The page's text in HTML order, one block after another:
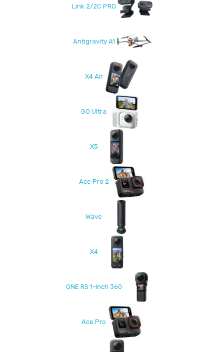
Link 2/2C PRO
Antigravity A1
X4 Air
GO Ultra
X5
Ace Pro 2
Wave
X4
ONE RS 1-Inch 360
Ace Pro